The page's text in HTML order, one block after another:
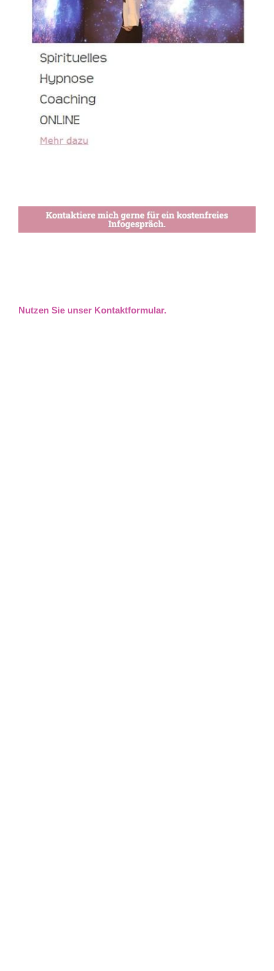
Nutzen Sie unser Kontaktformular.